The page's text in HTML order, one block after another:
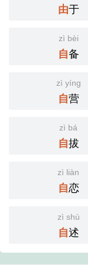
由于
zì bèi
自备
zì yíng
自营
zì bá
自拔
zì liàn
自恋
zì shù
自述